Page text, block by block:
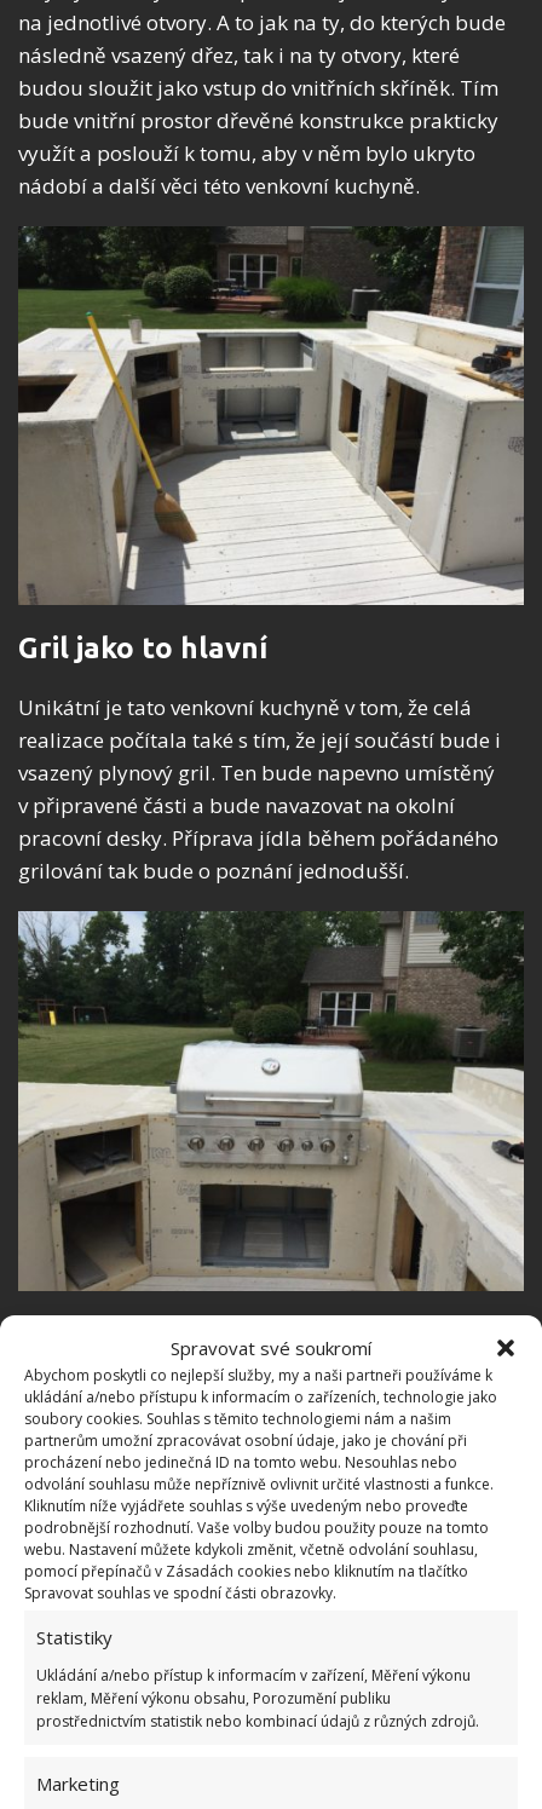
Spravovat své soukromí
Abychom poskytli co nejlepší služby, my a naši partneři používáme k
ukládání a/nebo přístupu k informacím o zařízeních, technologie jako
soubory cookies. Souhlas s těmito technologiemi nám a našim
partnerům umožní zpracovávat osobní údaje, jako je chování při
procházení nebo jedinečná ID na tomto webu. Nesouhlas nebo
odvolání souhlasu může nepříznivě ovlivnit určité vlastnosti a funkce.
Kliknutím níže vyjádřete souhlas s výše uvedeným nebo proveďte
podrobnější rozhodnutí. Vaše volby budou použity pouze na tomto
webu. Nastavení můžete kdykoli změnit, včetně odvolání souhlasu,
pomocí přepínačů v Zásadách cookies nebo kliknutím na tlačítko
Spravovat souhlas ve spodní části obrazovky.
Statistiky
Ukládání a/nebo přístup k informacím v zařízení, Měření výkonu
reklam, Měření výkonu obsahu, Porozumění publiku
prostřednictvím statistik nebo kombinací údajů z různých zdrojů.
Marketing
na jednotlivé otvory. A to jak na ty, do kterých bude
následně vsazený dřez, tak i na ty otvory, které
budou sloužit jako vstup do vnitřních skříněk. Tím
bude vnitřní prostor dřevěné konstrukce prakticky
využít a poslouží k tomu, aby v něm bylo ukryto
nádobí a další věci této venkovní kuchyně.
Gril jako to hlavní
Unikátní je tato venkovní kuchyně v tom, že celá
realizace počítala také s tím, že její součástí bude i
vsazený plynový gril. Ten bude napevno umístěný
v připravené části a bude navazovat na okolní
pracovní desky. Příprava jídla během pořádaného
grilování tak bude o poznání jednodušší.
Obklady jako nejlepší materiál
Pracovní prostor nemusí být stejný, jako v běžných
interiérových kuchyních. U těch venkovních by měl
být kladen důraz na celkovou odolnost a dlouhou
životnost. I proto se jako nejlepší materiál jeví
obklady. A to buď ty na zeď, nebo ve variantě dlažby.
Ty poslouží jako základ pracovní desky, ale i jako
estetické obložení, aby venkovní kuchyně také trochu